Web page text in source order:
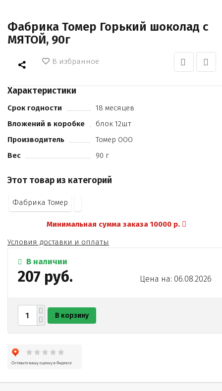
Фабрика Томер Горький шоколад с
МЯТОЙ, 90г
В избранное
Характеристики
Срок годности
18 месяцев
Вложений в коробке
блок 12шт
Производитель
Томер ООО
Вес
90 г
Этот товар из категорий
Фабрика Томер
Минимальная сумма заказа 10000 р.
Условия доставки и оплаты
В наличии
207 руб. Цена на: 06.08.2026
В корзину